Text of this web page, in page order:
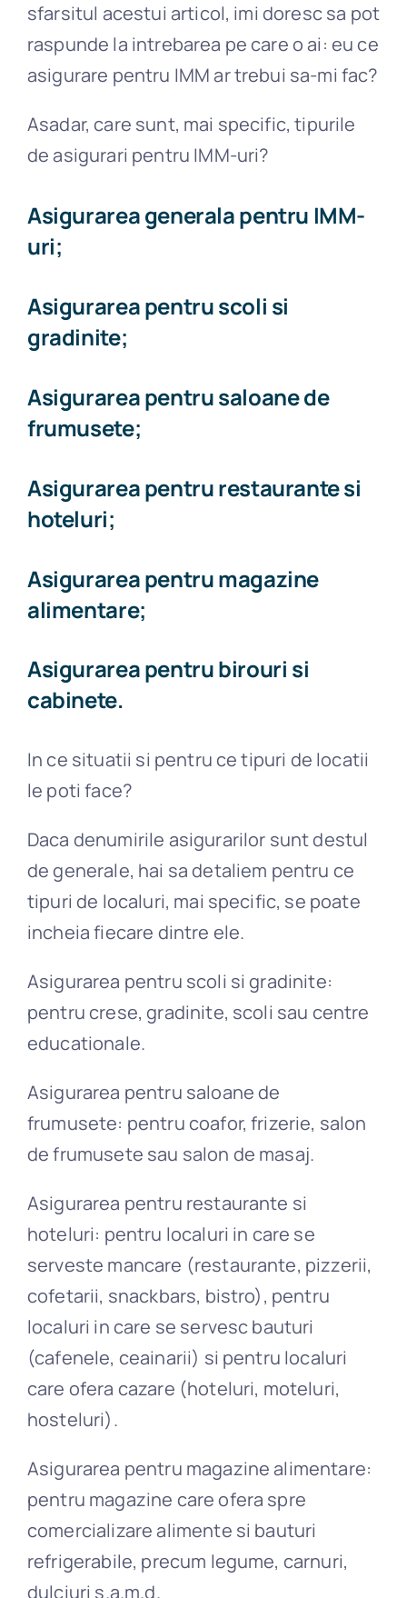
sfarsitul acestui articol, imi doresc sa pot
raspunde la intrebarea pe care o ai: eu ce
asigurare pentru IMM ar trebui sa-mi fac?
Asadar, care sunt, mai specific, tipurile
de asigurari pentru IMM-uri?
Asigurarea generala pentru IMM-
uri;
Asigurarea pentru scoli si
gradinite;
Asigurarea pentru saloane de
frumusete;
Asigurarea pentru restaurante si
hoteluri;
Asigurarea pentru magazine
alimentare;
Asigurarea pentru birouri si
cabinete.
In ce situatii si pentru ce tipuri de locatii
le poti face?
Daca denumirile asigurarilor sunt destul
de generale, hai sa detaliem pentru ce
tipuri de localuri, mai specific, se poate
incheia fiecare dintre ele.
Asigurarea pentru scoli si gradinite:
pentru crese, gradinite, scoli sau centre
educationale.
Asigurarea pentru saloane de
frumusete: pentru coafor, frizerie, salon
de frumusete sau salon de masaj.
Asigurarea pentru restaurante si
hoteluri: pentru localuri in care se
serveste mancare (restaurante, pizzerii,
cofetarii, snackbars, bistro), pentru
localuri in care se servesc bauturi
(cafenele, ceainarii) si pentru localuri
care ofera cazare (hoteluri, moteluri,
hosteluri).
Asigurarea pentru magazine alimentare:
pentru magazine care ofera spre
comercializare alimente si bauturi
refrigerabile, precum legume, carnuri,
dulciuri s.a.m.d.